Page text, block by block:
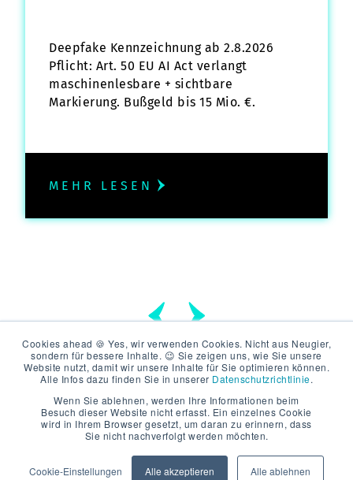
Cookies ahead 🍪 Yes, wir verwenden Cookies. Nicht aus Neugier,
sondern für bessere Inhalte. 😉 Sie zeigen uns, wie Sie unsere
Website nutzt, damit wir unsere Inhalte für Sie optimieren können.
Alle Infos dazu finden Sie in unserer Datenschutzrichtlinie.
Wenn Sie ablehnen, werden Ihre Informationen beim
Besuch dieser Website nicht erfasst. Ein einzelnes Cookie
wird in Ihrem Browser gesetzt, um daran zu erinnern, dass
Sie nicht nachverfolgt werden möchten.
Cookie-Einstellungen Alle akzeptieren Alle ablehnen
Deepfake Kennzeichnung ab 2.8.2026
Pflicht: Art. 50 EU AI Act verlangt
maschinenlesbare + sichtbare
Markierung. Bußgeld bis 15 Mio. €.
MEHR LESEN
DATENSCHUTZ IMPRESSUM © 2026